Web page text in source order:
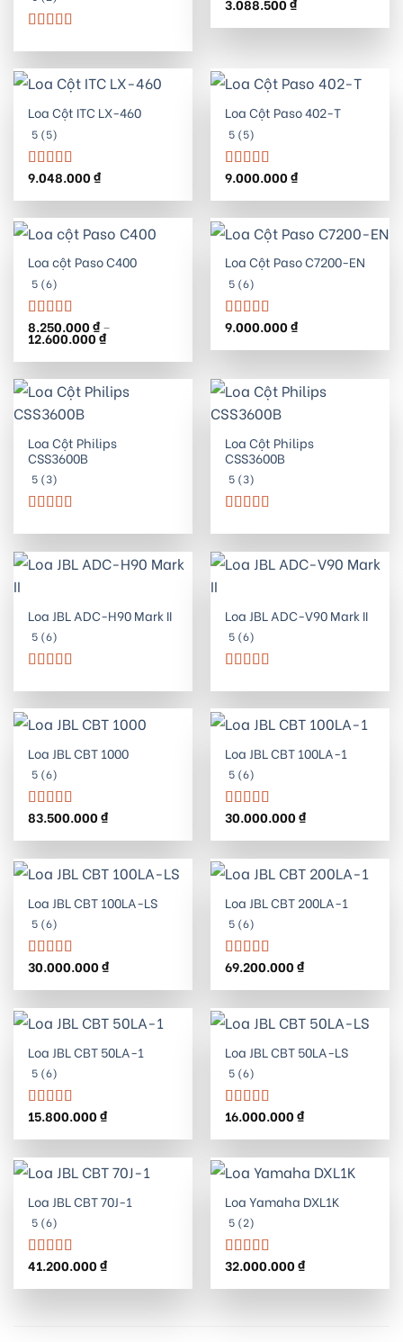
hạng5.005
sao
Được xếp
3.088.500₫
Loa Cột ITC LX-460
5 (5)
Được xếp
9.048.000₫
Loa Cột Paso 402-T
5 (5)
Được xếp
9.000.000₫
Loa cột Paso C400
5 (6)
Được xếp
hạng5.005
8.250.000₫ –
12.600.000₫Khoảng
giá:
từ
đến
12.600.000 ₫
Loa Cột Paso C7200-EN
5 (6)
Được xếp
9.000.000₫
Loa Cột Philips
CSS3600B
5 (3)
hạng5.005
sao
Loa Cột Philips
CSS3600B
5 (3)
hạng5.005
sao
Loa JBL ADC-H90 Mark II
5 (6)
hạng5.005
sao
Loa JBL ADC-V90 Mark II
5 (6)
hạng5.005
sao
Loa JBL CBT 1000
5 (6)
Được xếp
83.500.000₫
Loa JBL CBT 100LA-1
5 (6)
Được xếp
30.000.000₫
Loa JBL CBT 100LA-LS
5 (6)
Được xếp
30.000.000₫
Loa JBL CBT 200LA-1
5 (6)
Được xếp
69.200.000₫
Loa JBL CBT 50LA-1
5 (6)
Được xếp
15.800.000₫
Loa JBL CBT 50LA-LS
5 (6)
Được xếp
16.000.000₫
Loa JBL CBT 70J-1
5 (6)
Được xếp
41.200.000₫
Loa Yamaha DXL1K
5 (2)
Được xếp
32.000.000₫